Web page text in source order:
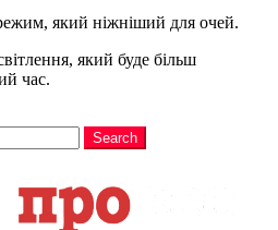
який ніжніший для очей.
який буде більш
час.
Search